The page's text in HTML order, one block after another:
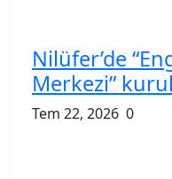
Nilüfer’de
Merkezi”
Tem 22, 2026 0